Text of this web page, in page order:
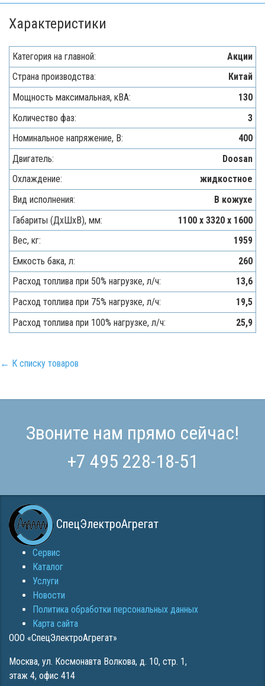
Характеристики
Категория на главной:
Акции
Страна производства:
Китай
Мощность максимальная, кВA:
130
Количество фаз:
3
Номинальное напряжение, В:
400
Двигатель:
Doosan
Охлаждение:
жидкостное
Вид исполнения:
В кожухе
Габариты (ДхШхВ), мм:
1100 x 3320 x 1600
Вес, кг:
1959
Емкость бака, л:
260
Расход топлива при 50% нагрузке, л/ч:
13,6
Расход топлива при 75% нагрузке, л/ч:
19,5
Расход топлива при 100% нагрузке, л/ч:
25,9
← К списку товаров
Звоните нам прямо сейчас!
+7 495 228-18-51
СпецЭлектроАгрегат
Сервис
Каталог
Услуги
Новости
Политика обработки персональных данных
Карта сайта
ООО «СпецЭлектроАгрегат»
Москва, ул. Космонавта Волкова, д. 10, стр. 1,
этаж 4, офис 414